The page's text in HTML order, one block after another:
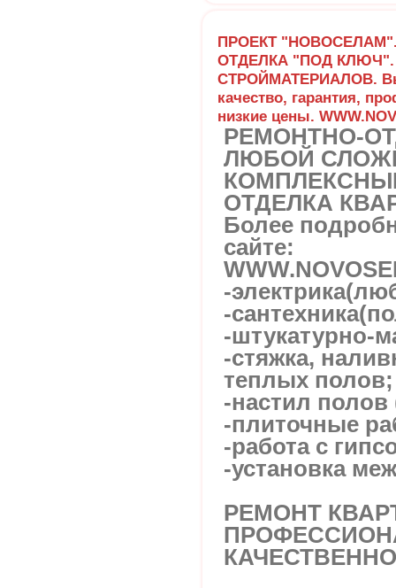
ПРОЕКТ
ОТДЕЛКА "ПОД
СТРОЙМАТЕРИАЛОВ.
качество, гарантия,
низкие цены.
РЕМОНТНО-
ЛЮБОЙ
ОТДЕЛКА
Более
сайте:
-
-
-штукатурно-
-стяжка,
теплых полов;
-настил
-плиточные
-работа с
-установка
РЕМОНТ